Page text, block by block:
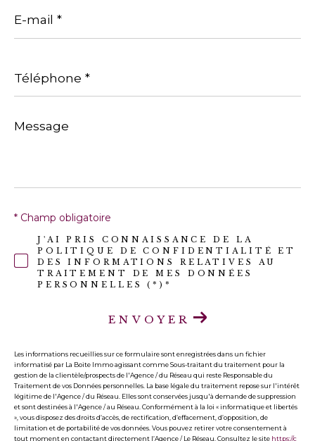
mail
*
*
Message
*
J'AI PRIS CONNAISSANCE DE LA
POLITIQUE DE CONFIDENTIALITÉ ET
DES INFORMATIONS RELATIVES AU
TRAITEMENT DE MES DONNÉES
PERSONNELLES (*)*
* Champ obligatoire
ENVOYER
Les informations recueillies sur ce formulaire sont enregistrées dans un fichier
informatisé par La Boite Immo agissant comme Sous-traitant du traitement pour la
gestion de la clientèle/prospects de l'Agence / du Réseau qui reste Responsable du
Traitement de vos Données personnelles. La base légale du traitement repose sur l'intérêt
légitime de l'Agence / du Réseau. Elles sont conservées jusqu'à demande de suppression
et sont destinées à l'Agence / au Réseau. Conformément à la loi « informatique et libertés
», vous disposez des droits d’accès, de rectification, d’effacement, d’opposition, de
limitation et de portabilité de vos données. Vous pouvez retirer votre consentement à
tout moment en contactant directement l’Agence / Le Réseau. Consultez le site https://c